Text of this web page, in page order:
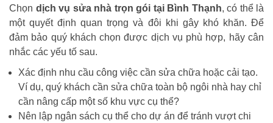
Chọn dịch vụ sửa nhà trọn gói tại Bình Thạnh, có thể là
một quyết định quan trọng và đôi khi gây khó khăn. Để
đảm bảo quý khách chọn được dịch vụ phù hợp, hãy cân
nhắc các yếu tố sau.
Xác định nhu cầu công việc cần sửa chữa hoặc cải tạo.
Ví dụ, quý khách cần sửa chữa toàn bộ ngôi nhà hay chỉ
cần nâng cấp một số khu vực cụ thể?
Nên lập ngân sách cụ thể cho dự án để tránh vượt chi